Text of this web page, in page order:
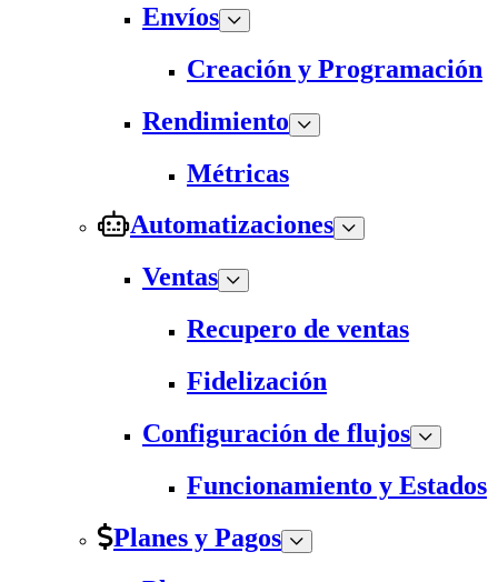
Envíos
Creación y Programación
Rendimiento
Métricas
Automatizaciones
Ventas
Recupero de ventas
Fidelización
Configuración de flujos
Funcionamiento y Estados
Planes y Pagos